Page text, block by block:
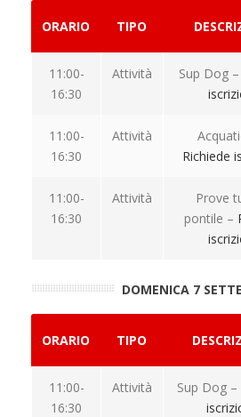
ORARIO TIPO
11:00-
16:30
Attività Sup Dog –
11:00-
16:30
Attività
Richiede
11:00-
16:30
Attività
Prove
pontile –
DOMENICA 7
ORARIO TIPO
11:00-
16:30
Attività Sup Dog –